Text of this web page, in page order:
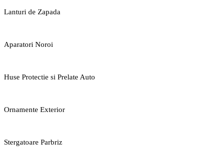
Lanturi de Zapada
Aparatori Noroi
Huse Protectie si Prelate Auto
Ornamente Exterior
Stergatoare Parbriz